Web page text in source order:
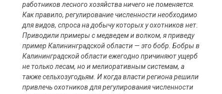
работников лесного хозяйства ничего не поменяется.
Как правило, регулирование численности необходимо
для видов, спроса на добычу которых у охотников нет.
Приводили примеры с медведем и волком, я приведу
пример Калининградской области — это бобр. Бобры в
Калининградской области ежегодно причиняют ущерб
не только лесам, но и мелиоративным системам, а
также сельхозугодьям. И когда власти региона решили
привлечь охотников для регулирования численности